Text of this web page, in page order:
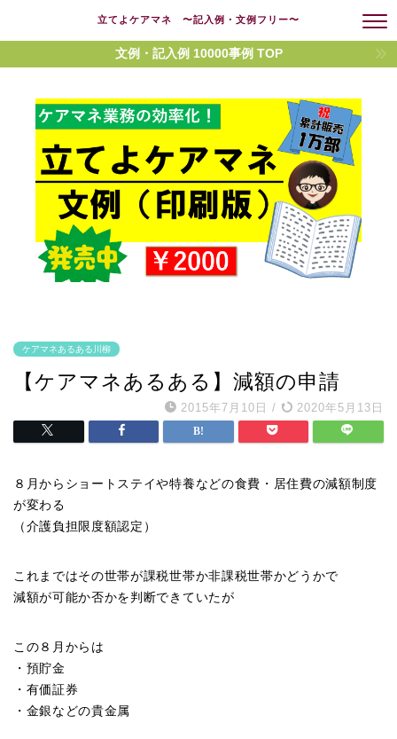
立てよケアマネ 〜記入例・文例フリー〜
文例・記入例 10000事例 TOP
ケアマネあるある川柳
【ケアマネあるある】減額の申請
2015年7月10日 / 2020年5月13日
８月からショートステイや特養などの食費・居住費の減額制度
が変わる
（介護負担限度額認定）
これまではその世帯が課税世帯か非課税世帯かどうかで
減額が可能か否かを判断できていたが
この８月からは
・預貯金
・有価証券
・金銀などの貴金属